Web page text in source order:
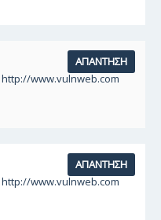
http://www.vulnweb.com
ΑΠΆΝΤΗΣΗ
http://www.vulnweb.com
ΑΠΆΝΤΗΣΗ